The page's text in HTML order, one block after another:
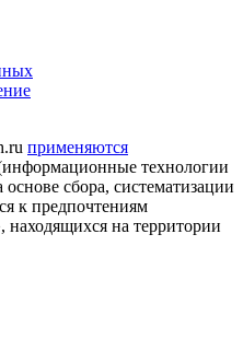
применяются
технологии
сбора, систематизации
к предпочтениям
находящихся на территории